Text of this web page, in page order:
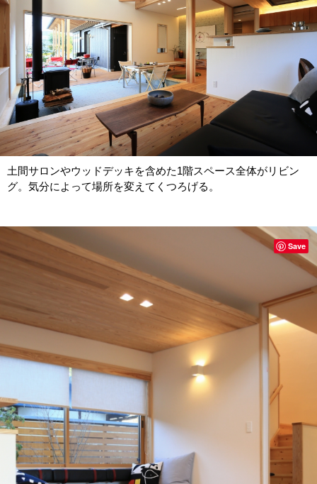
土間サロンやウッドデッキを含めた1階スペース全体がリビン
グ。気分によって場所を変えてくつろげる。
Save